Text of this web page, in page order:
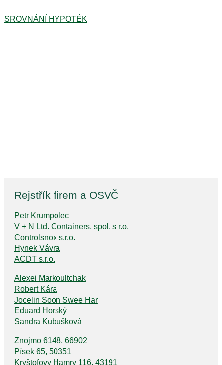
SROVNÁNÍ HYPOTÉK
Rejstřík firem a OSVČ
Petr Krumpolec
V + N Ltd. Containers, spol. s r.o.
Controlsnox s.r.o.
Hynek Vávra
ACDT s.r.o.
Alexei Markoultchak
Robert Kára
Jocelin Soon Swee Har
Eduard Horský
Sandra Kubušková
Znojmo 6148, 66902
Písek 65, 50351
Kryštofovy Hamry 116, 43191